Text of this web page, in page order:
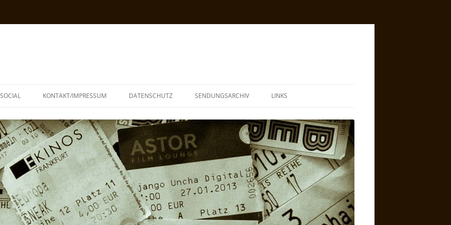
SOCIAL KONTAKT/IMPRESSUM DATENSCHUTZ SENDUNGSARCHIV LINKS